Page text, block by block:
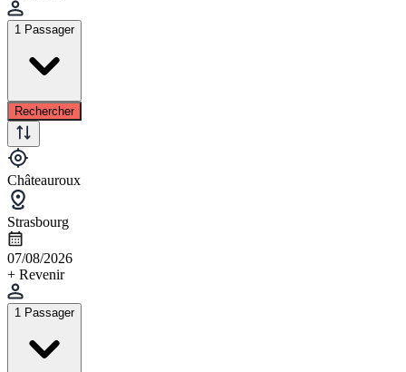
1 Passager
Rechercher
Châteauroux
Strasbourg
07/08/2026
+ Revenir
1 Passager